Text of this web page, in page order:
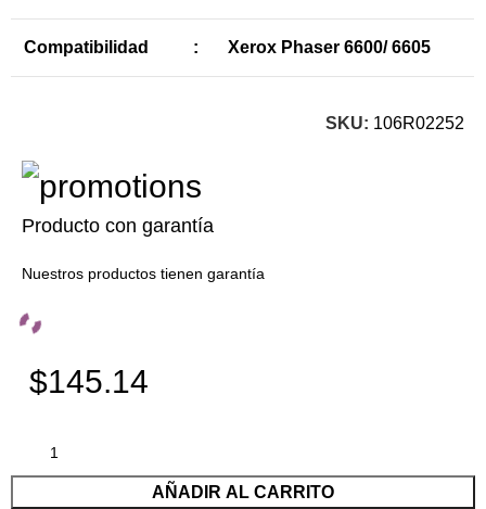
Compatibilidad : Xerox Phaser 6600/ 6605
SKU: 106R02252
Producto con garantía
Nuestros productos tienen garantía
$145.14
AÑADIR AL CARRITO